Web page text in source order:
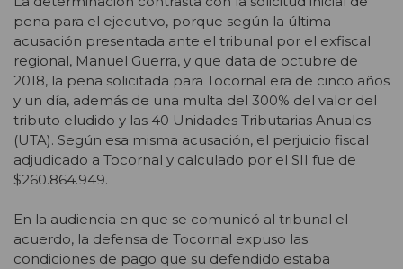
pena para el ejecutivo, porque según la última
acusación presentada ante el tribunal por el exfiscal
regional, Manuel Guerra, y que data de octubre de
2018, la pena solicitada para Tocornal era de cinco años
y un día, además de una multa del 300% del valor del
tributo eludido y las 40 Unidades Tributarias Anuales
(UTA). Según esa misma acusación, el perjuicio fiscal
adjudicado a Tocornal y calculado por el SII fue de
$260.864.949.
En la audiencia en que se comunicó al tribunal el
acuerdo, la defensa de Tocornal expuso las
condiciones de pago que su defendido estaba